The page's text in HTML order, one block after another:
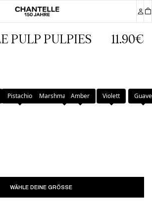
PULP PULPIES 11.90€
Pistachio Marshmallow Pink
Amber Violett Guave
WÄHLE DEINE GRÖSSE